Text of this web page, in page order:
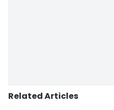
Related Articles